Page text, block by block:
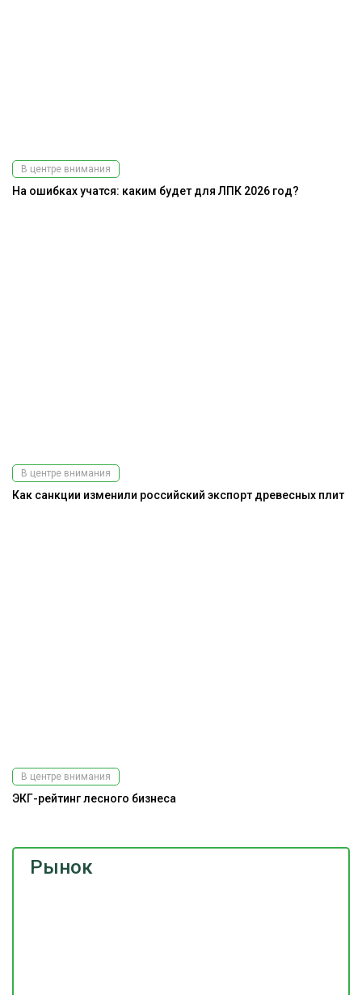
Рынок
В центре внимания
На ошибках учатся: каким будет для ЛПК 2026 год?
В центре внимания
Как санкции изменили российский экспорт древесных плит
В центре внимания
ЭКГ-рейтинг лесного бизнеса